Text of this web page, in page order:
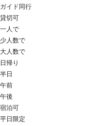
ガイド同行
貸切可
一人で
少人数で
大人数で
日帰り
半日
午前
午後
宿泊可
平日限定